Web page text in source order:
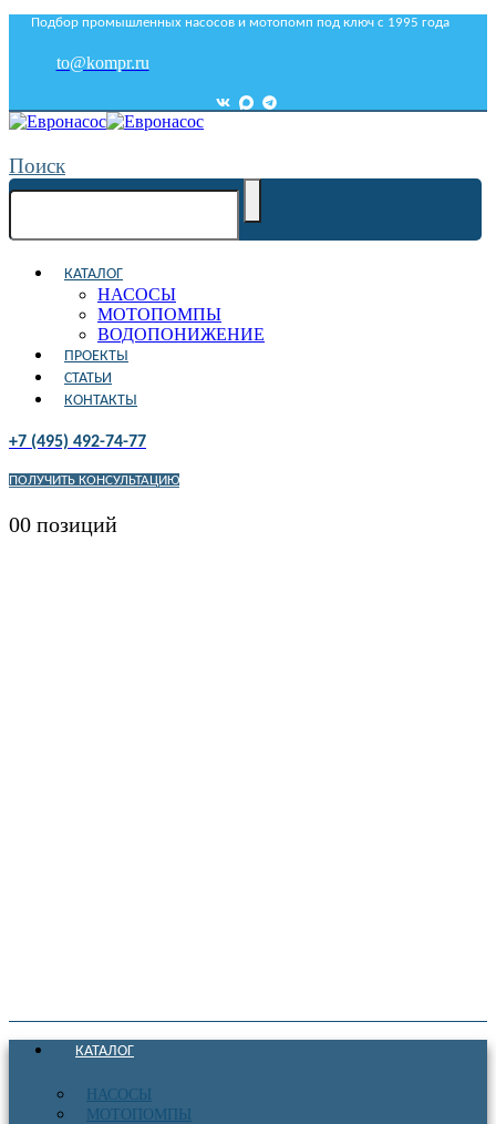
Подбор промышленных насосов и мотопомп под ключ с 1995 года
to@kompr.ru
Поиск
КАТАЛОГ
НАСОСЫ
МОТОПОМПЫ
ВОДОПОНИЖЕНИЕ
ПРОЕКТЫ
СТАТЬИ
КОНТАКТЫ
+7 (495) 492-74-77
ПОЛУЧИТЬ КОНСУЛЬТАЦИЮ
00 позиций
КАТАЛОГ
НАСОСЫ
МОТОПОМПЫ